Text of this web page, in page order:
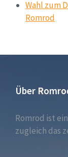
Wahl zum
Romrod
Über
Romrod ist
zugleich das